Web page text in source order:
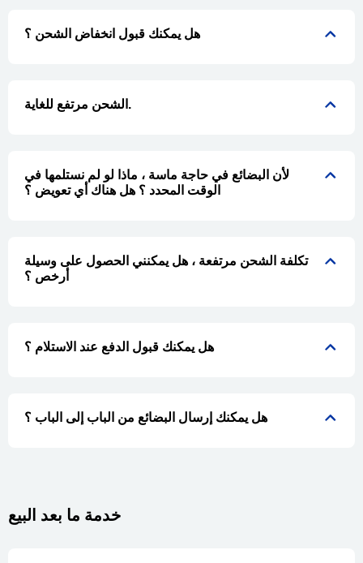
هل يمكنك قبول انخفاض الشحن ؟
الشحن مرتفع للغاية.
لأن البضائع في حاجة ماسة ، ماذا لو لم نستلمها في
الوقت المحدد ؟ هل هناك أي تعويض ؟
تكلفة الشحن مرتفعة ، هل يمكنني الحصول على وسيلة
أرخص ؟
هل يمكنك قبول الدفع عند الاستلام ؟
هل يمكنك إرسال البضائع من الباب إلى الباب ؟
خدمة ما بعد البيع